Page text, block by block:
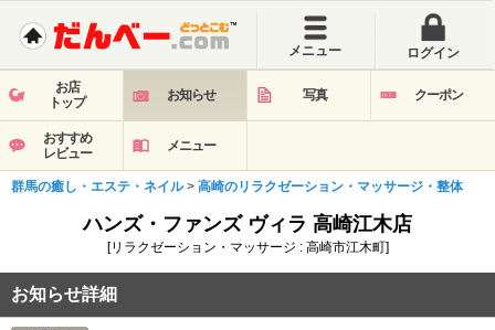
メニュー ログイン
お店
トップ
お知らせ 写真 クーポン
おすすめ
レビュー
メニュー
群馬の癒し・エステ・ネイル> 高崎のリラクゼーション・マッサージ・整体
ハンズ・ファンズ ヴィラ 高崎江木店
[リラクゼーション・マッサージ : 高崎市江木町]
お知らせ詳細